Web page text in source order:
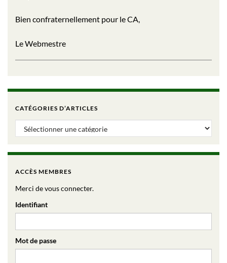
Bien confraternellement pour le CA,
Le Webmestre
CATÉGORIES D’ARTICLES
Catégories d’articles
ACCÈS MEMBRES
Merci de vous connecter.
Identifiant
Mot de passe